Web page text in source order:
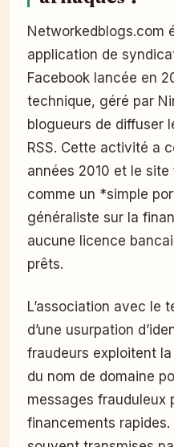
Networkedblogs.com
application de
Facebook lancée en
technique, géré par
blogueurs de diffuser
RSS. Cette activité a
années 2010 et le site
comme un *simple
généraliste sur la
aucune licence
prêts.
L’association avec le
d’une usurpation
fraudeurs exploitent
du nom de domaine
messages frauduleux
financements